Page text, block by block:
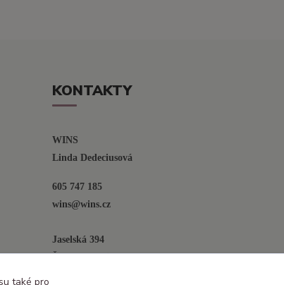
KONTAKTY
WINS
Linda Dedeciusová
605 747 185
wins@wins.cz
Jaselská 394
Šenov u N. Jičína
také pro